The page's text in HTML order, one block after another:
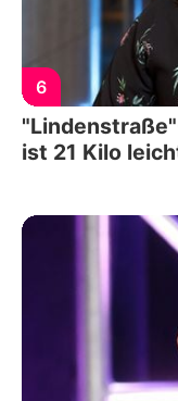
6
ist 21 Kilo